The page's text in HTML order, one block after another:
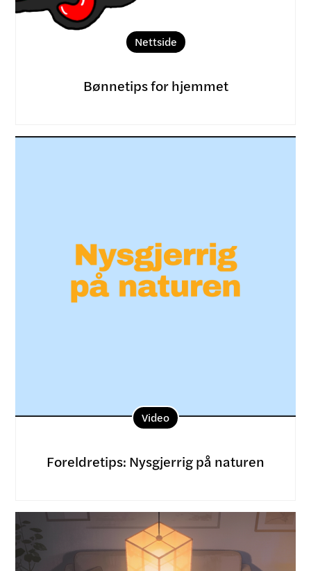
Nettside
Bønnetips for hjemmet
Video
Foreldretips: Nysgjerrig på naturen